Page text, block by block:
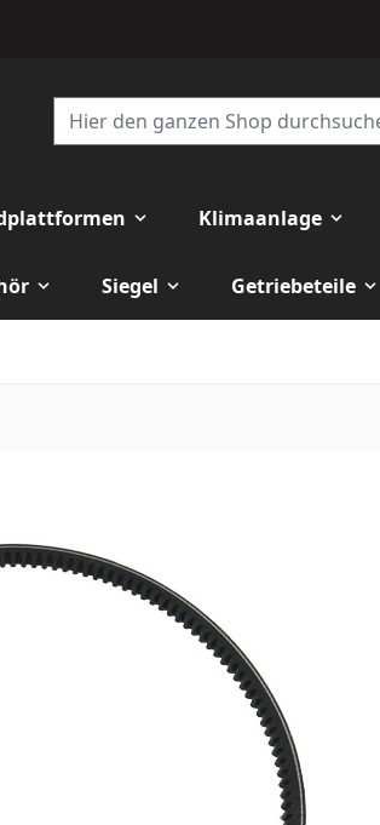
Klimaanlage
Siegel Getriebeteile